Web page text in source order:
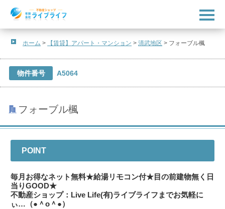
t
o
g
n
g
n
ホーム > 【賃貸】アパート・マンション >清武地区 > フォーブル楓
フォーブル楓
物件番号 A5064
POINT
毎月お得なネット無料★給湯リモコン付★目の前建物無く日
当りGOOD★
不動産ショップ：Live Life(有)ライブライフまでお気軽に
ぃ…（●＾o＾●）